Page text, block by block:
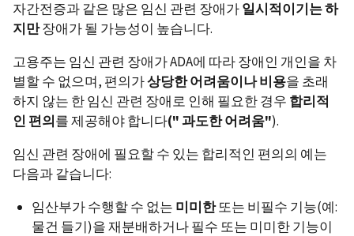
자간전증과 같은 많은 임신 관련 장애가일시적이기는하
지만장애가 될 가능성이 높습니다.
고용주는 임신 관련 장애가 ADA에 따라 장애인 개인을 차
별할 수 없으며, 편의가상당한어려움이나비용을 초래
하지 않는 한 임신 관련 장애로 인해 필요한 경우 합리적
인 편의를 제공해야 합니다("과도한어려움").
임신 관련 장애에 필요할 수 있는 합리적인 편의의 예는
다음과 같습니다:
임산부가 수행할 수 없는 미미한또는 비필수 기능(예:
물건 들기)을 재분배하거나 필수 또는 미미한 기능이